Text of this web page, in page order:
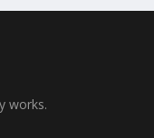
works.